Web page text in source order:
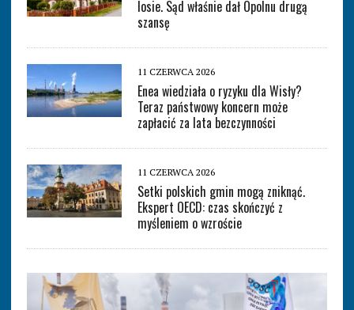
losie. Sąd właśnie dał Opolnu drugą
szansę
11 CZERWCA 2026
Enea wiedziała o ryzyku dla Wisły?
Teraz państwowy koncern może
zapłacić za lata bezczynności
11 CZERWCA 2026
Setki polskich gmin mogą zniknąć.
Ekspert OECD: czas skończyć z
myśleniem o wzroście